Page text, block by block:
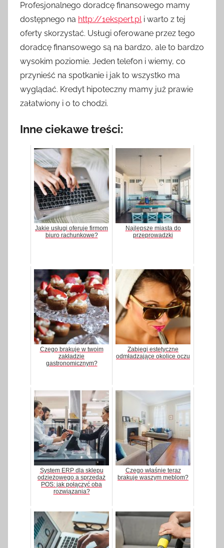
Profesjonalnego doradcę finansowego mamy
dostępnego na http://1ekspert.pli warto z tej
oferty skorzystać. Usługi oferowane przez tego
doradcę finansowego są na bardzo, ale to bardzo
wysokim poziomie. Jeden telefon i wiemy, co
przynieść na spotkanie i jak to wszystko ma
wyglądać. Kredyt hipoteczny mamy już prawie
załatwiony i o to chodzi.
Inne ciekawe treści:
Jakie usługi oferuje firmom
biuro rachunkowe?
Najlepsze miasta do
przeprowadzki
Czego brakuje w twoim
zakładzie
gastronomicznym?
Zabiegi estetyczne
odmładzające okolice oczu
System ERP dla sklepu
odzieżowego a sprzedaż
POS: jak połączyć oba
rozwiązania?
Czego właśnie teraz
brakuje waszym meblom?